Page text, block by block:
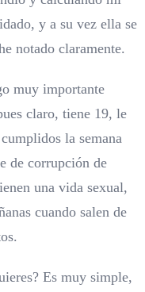
y a su vez ella se
notado claramente.
muy importante
claro, tiene 19, le
la semana
de corrupción de
una vida sexual,
cuando salen de
Es muy simple,